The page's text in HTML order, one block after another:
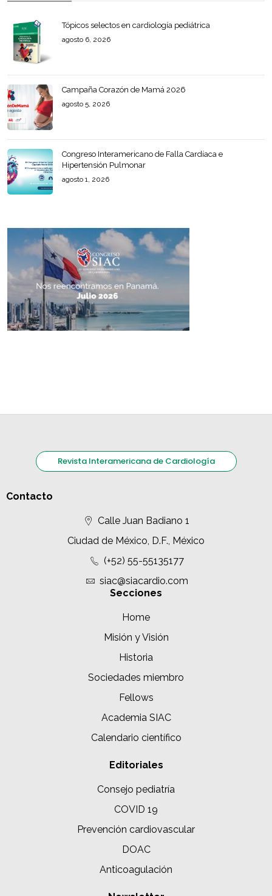
Tópicos selectos en cardiología pediátrica
agosto 6, 2026
Campaña Corazón de Mamá 2026
agosto 5, 2026
Congreso Interamericano de Falla Cardíaca e
Hipertensión Pulmonar
agosto 1, 2026
Revista Interamericana de Cardiología
Contacto
Calle Juan Badiano 1
Ciudad de México, D.F., México
(+52) 55-55135177
siac@siacardio.com
Secciones
Home
Misión y Visión
Historia
Sociedades miembro
Fellows
Academia SIAC
Calendario científico
Editoriales
Consejo pediatría
COVID 19
Prevención cardiovascular
DOAC
Anticoagulación